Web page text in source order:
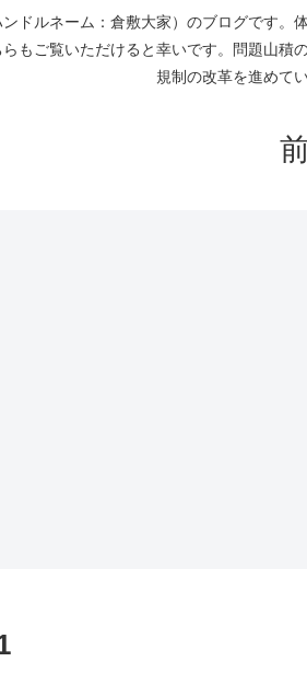
ドルネーム：倉敷大家）のブログです
もご覧いただけると幸いです。問題山
規制の改革を進め